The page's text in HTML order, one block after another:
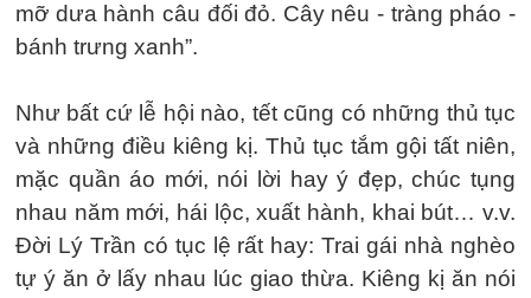
mỡ dưa hành câu đối đỏ. Cây nêu - tràng pháo -
bánh trưng xanh”.
Như bất cứ lễ hội nào, tết cũng có những thủ tục
và những điều kiêng kị. Thủ tục tắm gội tất niên,
mặc quần áo mới, nói lời hay ý đẹp, chúc tụng
nhau năm mới, hái lộc, xuất hành, khai bút… v.v.
Đời Lý Trần có tục lệ rất hay: Trai gái nhà nghèo
tự ý ăn ở lấy nhau lúc giao thừa. Kiêng kị ăn nói